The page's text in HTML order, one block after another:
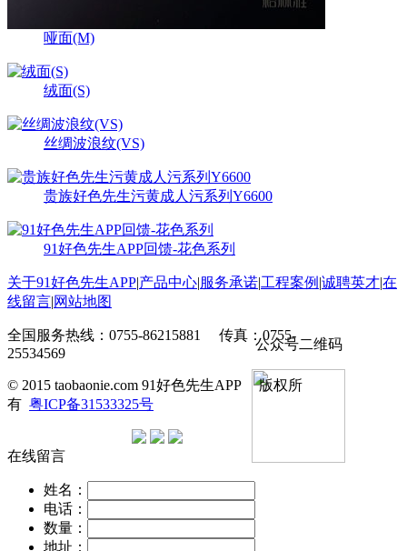
哑面(M)
绒面(S)
丝绸波浪纹(VS)
贵族好色先生污黄成人污系列Y6600
91好色先生APP回馈-花色系列
关于91好色先生APP|产品中心|服务承诺|工程案例 |诚聘英才|在
线留言|网站地图
公众号二维码
全国服务热线：0755-86215881 传真：0755-
25534569
© 2015 taobaonie.com 91好色先生APP 版权所
有 粤ICP备31533325号
在线留言
姓名：
电话：
数量：
地址：